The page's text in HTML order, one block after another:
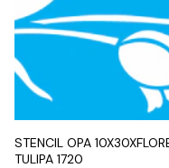
STENCIL OPA
TULIPA 1720